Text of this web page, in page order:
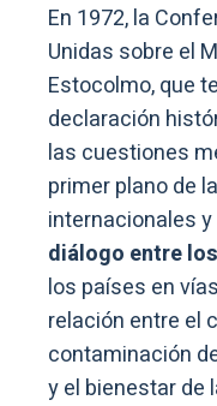
En 1972, la
Unidas sobre el
Estocolmo, que
declaración
las cuestiones
primer plano de
internacionales
diálogo entre
los países en
relación entre el
contaminación
y el bienestar de